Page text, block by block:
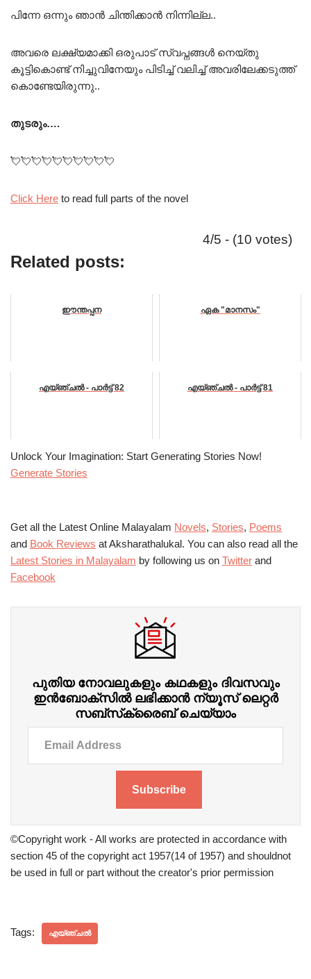
പിന്നേ ഒന്നും ഞാൻ ചിന്തിക്കാൻ നിന്നില്ല..
അവരെ ലക്ഷ്യമാക്കി ഒരുപാട് സ്വപ്നങ്ങൾ നെയ്തു
കൂട്ടികൊണ്ട് നിച്ചുവിനേയും പിടിച്ച് വലിച്ച് അവരിലേക്കടുത്ത്
കൊണ്ടേയിരുന്നു..
തുടരും….
💘💘💘💘💘💘💘💘💘💘
Click Here to read full parts of the novel
4/5 - (10 votes)
Related posts:
ഈന്തപ്പന ഏക "മാനസം"
എയ്ഞ്ചൽ - പാർട്ട് 82 എയ്ഞ്ചൽ - പാർട്ട് 81
Unlock Your Imagination: Start Generating Stories Now!
Generate Stories
Get all the Latest Online Malayalam Novels, Stories, Poems
and Book Reviews at Aksharathalukal. You can also read all the
Latest Stories in Malayalam by following us on Twitter and
Facebook
പുതിയ നോവലുകളും കഥകളും ദിവസവും
ഇന്‍ബോക്‌സില്‍ ലഭിക്കാന്‍ ന്യൂസ് ലെറ്റർ
സബ്‌സ്‌ക്രൈബ് ചെയ്യാം
Subscribe
©Copyright work - All works are protected in accordance with
section 45 of the copyright act 1957(14 of 1957) and shouldnot
be used in full or part without the creator's prior permission
Tags: എയ്ഞ്ചൽ